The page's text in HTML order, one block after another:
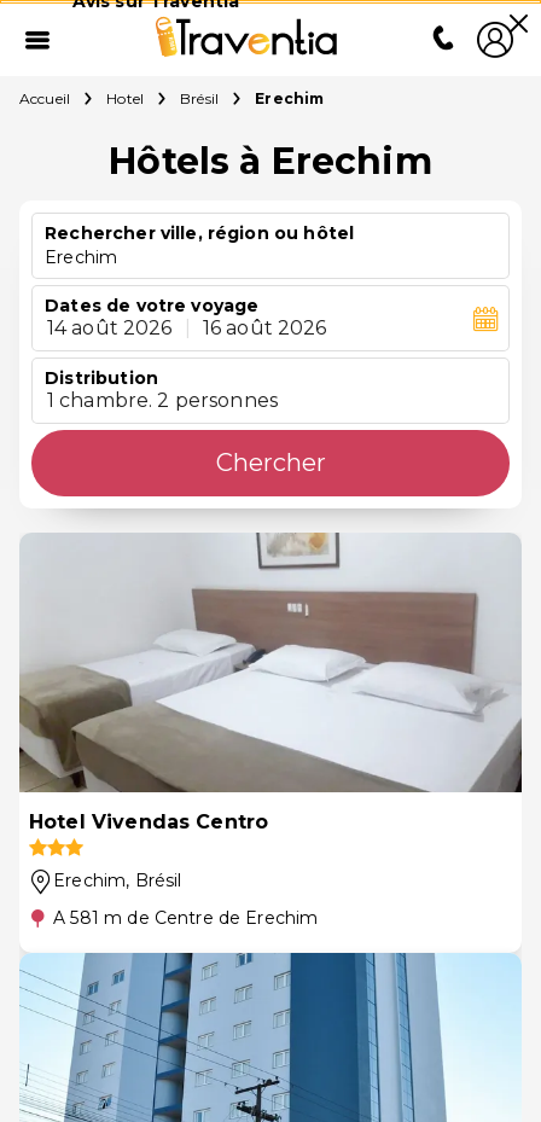
Accueil Hotel Brésil Erechim
Hôtels à Erechim
Rechercher ville, région ou hôtel
Erechim
Dates de votre voyage
14 août 2026 16 août 2026
Distribution
1 chambre. 2 personnes
Chercher
Hotel Vivendas Centro
Erechim, Brésil
A 581 m de Centre de Erechim